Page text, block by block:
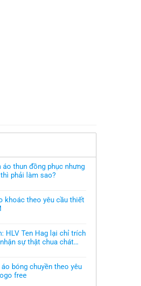
áo thun đồng phục nhưng
phải làm sao?
khoác theo yêu cầu thiết
HLV Ten Hag lại chỉ trích
sự thật chua chát
bóng chuyền theo yêu
free